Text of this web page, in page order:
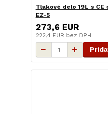
Tlakové delo 19L s
EZ-5
273,6 EUR
222,4 EUR bez DPH